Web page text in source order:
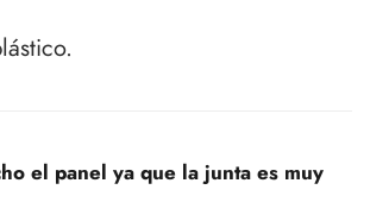
el panel ya que la junta es muy